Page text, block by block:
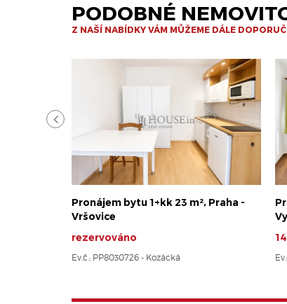
PODOBNÉ
Z NAŠÍ NABÍDKY VÁM MŮŽEME DÁLE
Pronájem bytu 1+kk 23 m², Praha -
Vršovice
rezervováno
Ev.č.: PP8030726 - Kozácká